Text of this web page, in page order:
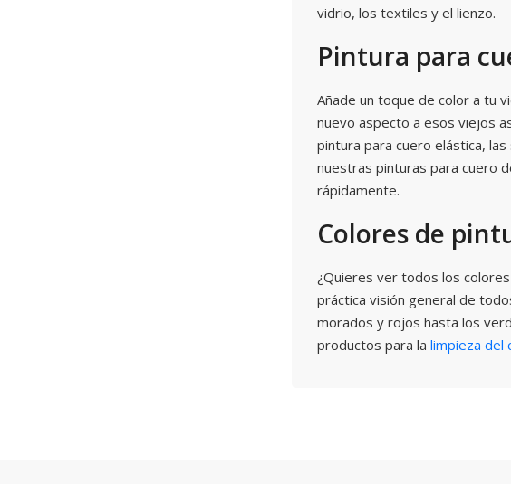
vidrio, los textiles y el lienzo.
Pintura para
Añade un toque de color a tu
nuevo aspecto a esos viejos
pintura para cuero elástica,
nuestras pinturas para cuero
rápidamente.
Colores de
¿Quieres ver todos los colores
práctica visión general de
morados y rojos hasta los
productos para la limpieza del